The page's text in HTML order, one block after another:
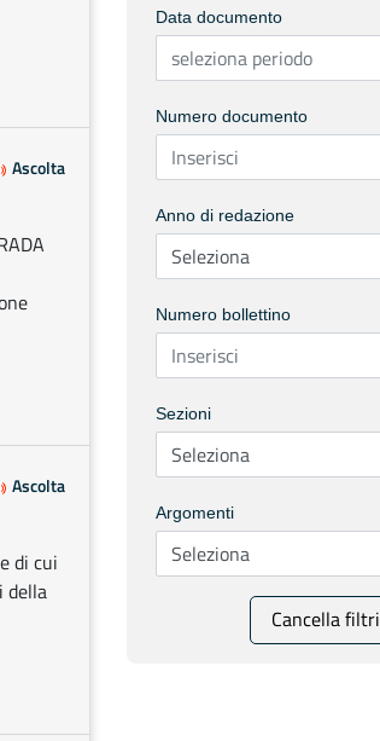
Ascolta
Ascolta
di cui
della
Data documento
Numero documento
Anno di redazione
Numero bollettino
Sezioni
Argomenti
Cancella filtri